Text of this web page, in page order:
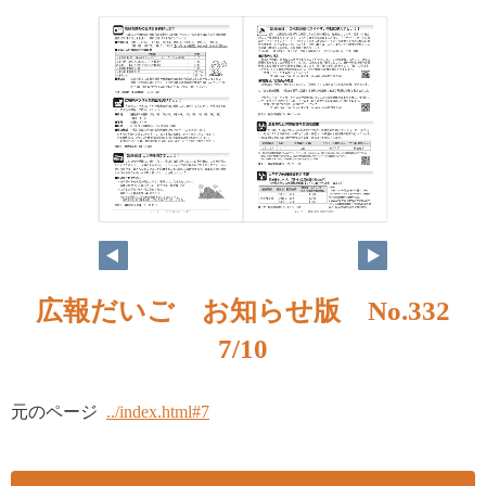
広報だいご お知らせ版 No.332
7/10
元のページ ../index.html#7